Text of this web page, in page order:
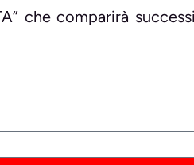
che comparirà